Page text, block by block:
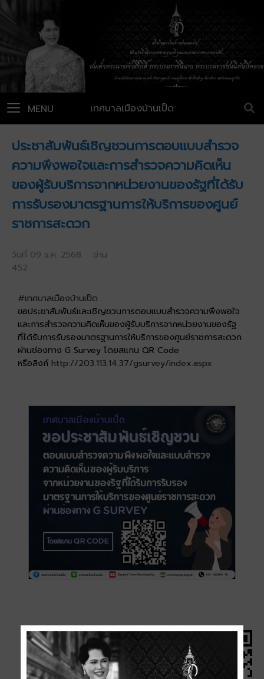
เทศบาลเมืองบ้านเป็ด
MENU
ประชาสัมพันธ์เชิญชวนการตอบแบบสำรวจ
ความพึงพอใจและการสำรวจความคิดเห็น
ของผู้รับบริการจากหน่วยงานของรัฐที่ได้รับ
การรับรองมาตรฐานการให้บริการของศูนย์
ราชการสะดวก
วันที่ 09 ธ.ค. 2568 อ่าน
452
#เทศบาลเมืองบ้านเป็ด
ขอประชาสัมพันธ์และเชิญชวนการตอบแบบสำรวจความพึงพอใจ
และการสำรวจความคิดเห็นของผู้รับบริการจากหน่วยงานของรัฐ
ที่ได้รับการรับรองมาตรฐานการให้บริการของศูนย์ราชการสะดวก
ผ่านช่องทาง G Survey โดยสแกน QR Code
หรือลิงก์ http://203.113.14.37/gsurvey/index.aspx